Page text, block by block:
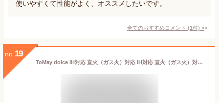
使いやすくて性能がよく、オススメしたいです。
全てのおすすめコメント (1件) >
no. 19
ToMay dolce IH対応 直火（ガス火）対応 IH対応 直火（ガス火）対応 マルチパン 22cm 片手鍋 万能鍋 トゥーメイ ドルチェ 和平フレイズ ギフト・のし可